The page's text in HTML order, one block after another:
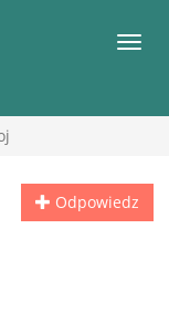
Odpowiedz